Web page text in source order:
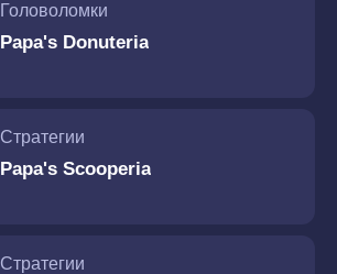
Головоломки
Papa's Donuteria
Стратегии
Papa's Scooperia
Стратегии